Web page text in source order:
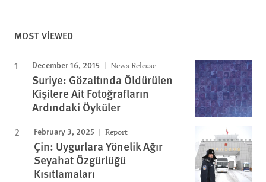
MOST VIEWED
December 16, 2015 News Release
Suriye: Gözaltında Öldürülen
Kişilere Ait Fotoğrafların
Ardındaki Öyküler
February 3, 2025 Report
Çin: Uygurlara Yönelik Ağır
Seyahat Özgürlüğü
Kısıtlamaları